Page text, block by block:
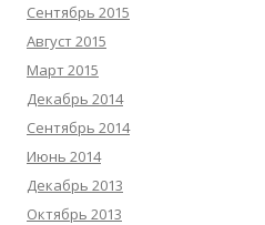
Сентябрь 2015
Август 2015
Март 2015
Декабрь 2014
Сентябрь 2014
Июнь 2014
Декабрь 2013
Октябрь 2013